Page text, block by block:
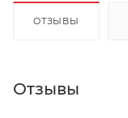
ОТЗЫВЫ
Отзывы